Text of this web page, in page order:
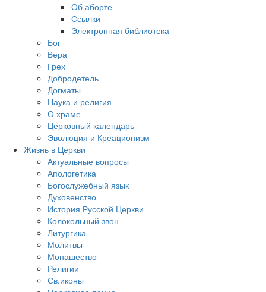
Об аборте
Ссылки
Электронная библиотека
Бог
Вера
Грех
Добродетель
Догматы
Наука и религия
О храме
Церковный календарь
Эволюция и Креационизм
Жизнь в Церкви
Актуальные вопросы
Апологетика
Богослужебный язык
Духовенство
История Русской Церкви
Колокольный звон
Литургика
Молитвы
Монашество
Религии
Св.иконы